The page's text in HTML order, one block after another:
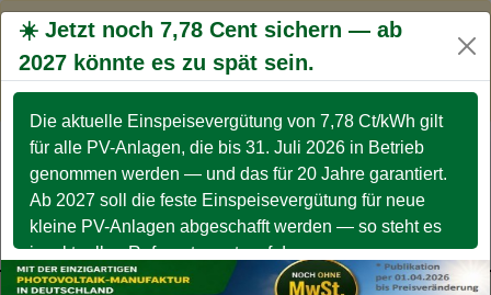
Wir verwendenCookies, durch die weitere Nutzung
der Webseite stimmen Sie der Verwendung von
Cookieszu.Datenschutzerklärung
☀️ Jetzt noch 7,78 Cent sichern — ab
2027 könnte es zu spät sein.
Die aktuelle Einspeisevergütung von 7,78 Ct/kWh gilt
für alle PV-Anlagen, die bis 31. Juli 2026 in Betrieb
genommen werden — und das für 20 Jahre garantiert.
Ab 2027 soll die feste Einspeisevergütung für neue
kleine PV-Anlagen abgeschafft werden — so steht es
im aktuellen Referentenentwurf des
Wirtschaftsministeriums. TIP ➡️ Jetzt unverbindlich
SENDEN
BUCHEN
AKTUELLE
TERMINE
Home
Mehr Geld verdienen
Weniger Geld bezahlen
Meine Angebote
Service